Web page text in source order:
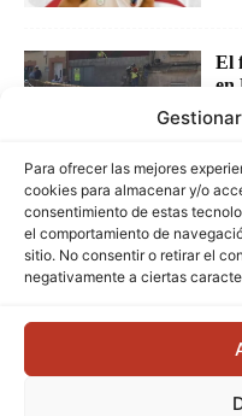
Para ofrecer las mejores
cookies para almacenar y/o
consentimiento de estas
el comportamiento de
sitio. No consentir o retirar el
negativamente a ciertas
El
en